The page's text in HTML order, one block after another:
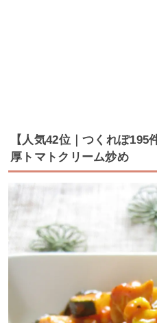
【人気42位｜つくれぽ
厚トマトクリーム炒め